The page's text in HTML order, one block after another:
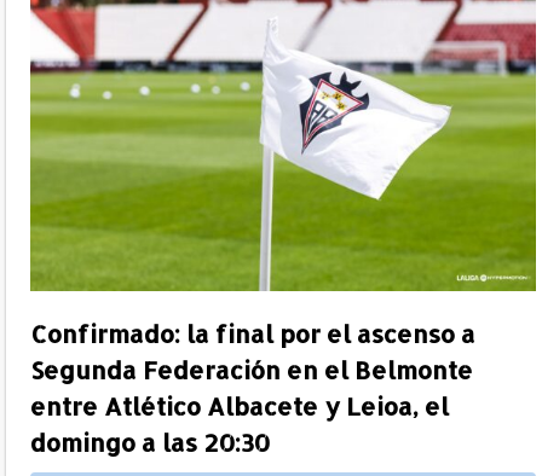
Confirmado: la final por el ascenso a
Segunda Federación en el Belmonte
entre Atlético Albacete y Leioa, el
domingo a las 20:30